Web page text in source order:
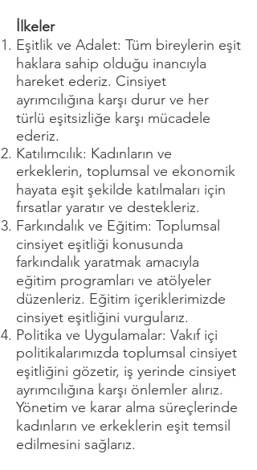
İlkeler
Eşitlik ve Adalet: Tüm bireylerin eşit
haklara sahip olduğu inancıyla
hareket ederiz. Cinsiyet
ayrımcılığına karşı durur ve her
türlü eşitsizliğe karşı mücadele
ederiz.
Katılımcılık: Kadınların ve
erkeklerin, toplumsal ve ekonomik
hayata eşit şekilde katılmaları için
fırsatlar yaratır ve destekleriz.
Farkındalık ve Eğitim: Toplumsal
cinsiyet eşitliği konusunda
farkındalık yaratmak amacıyla
eğitim programları ve atölyeler
düzenleriz. Eğitim içeriklerimizde
cinsiyet eşitliğini vurgularız.
Politika ve Uygulamalar: Vakıf içi
politikalarımızda toplumsal cinsiyet
eşitliğini gözetir, iş yerinde cinsiyet
ayrımcılığına karşı önlemler alırız.
Yönetim ve karar alma süreçlerinde
kadınların ve erkeklerin eşit temsil
edilmesini sağlarız.